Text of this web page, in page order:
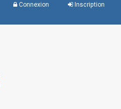
Connexion Inscription